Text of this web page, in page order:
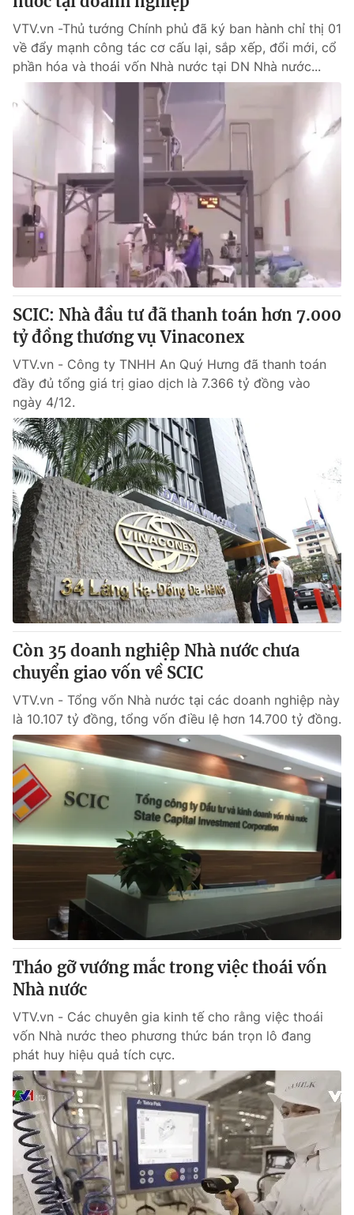
VTV.vn -Thủ tướng Chính phủ đã ký ban hành chỉ thị 01
về đẩy mạnh công tác cơ cấu lại, sắp xếp, đổi mới, cổ
phần hóa và thoái vốn Nhà nước tại DN Nhà nước...
SCIC: Nhà đầu tư đã thanh toán hơn 7.000
tỷ đồng thương vụ Vinaconex
VTV.vn - Công ty TNHH An Quý Hưng đã thanh toán
đầy đủ tổng giá trị giao dịch là 7.366 tỷ đồng vào
ngày 4/12.
Còn 35 doanh nghiệp Nhà nước chưa
chuyển giao vốn về SCIC
VTV.vn - Tổng vốn Nhà nước tại các doanh nghiệp này
là 10.107 tỷ đồng, tổng vốn điều lệ hơn 14.700 tỷ đồng.
Tháo gỡ vướng mắc trong việc thoái vốn
Nhà nước
VTV.vn - Các chuyên gia kinh tế cho rằng việc thoái
vốn Nhà nước theo phương thức bán trọn lô đang
phát huy hiệu quả tích cực.